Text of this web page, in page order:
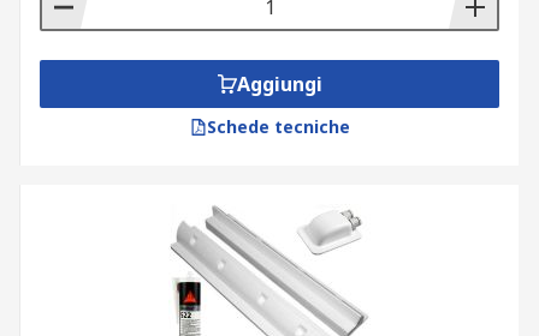
Aggiungi
Schede tecniche